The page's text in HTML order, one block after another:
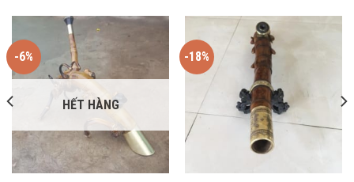
-6%
HẾT HÀNG
-18%